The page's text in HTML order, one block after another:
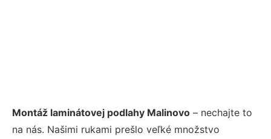
Montáž laminátovej podlahy Malinovo – nechajte to
na nás. Našimi rukami prešlo veľké množstvo